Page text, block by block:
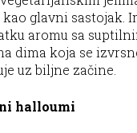
glavni sastojak.
aromu sa
dima koja se
uz biljne začine.
halloumi